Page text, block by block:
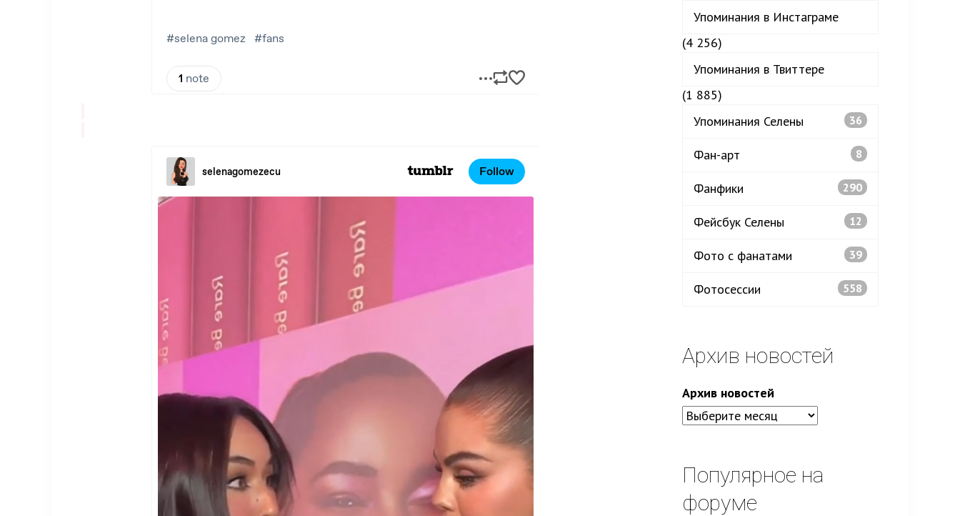
Упоминания в Инстаграме
(4 256)
Упоминания в Твиттере
(1 885)
Упоминания Селены
36
Фан-арт 8
Фанфики 290
Фейсбук Селены 12
Фото с фанатами 39
Фотосессии 558
Архив новостей
Архив новостей
Популярное на
форуме